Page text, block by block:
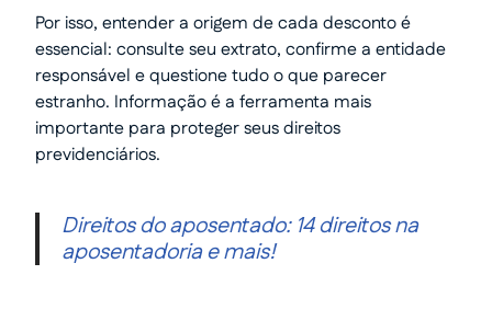
Por isso, entender a origem de cada desconto é
essencial: consulte seu extrato, confirme a entidade
responsável e questione tudo o que parecer
estranho. Informação é a ferramenta mais
importante para proteger seus direitos
previdenciários.
Direitos do aposentado: 14 direitos na
aposentadoria e mais!